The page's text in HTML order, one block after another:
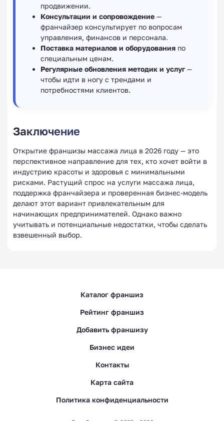
продвижении.
Консультации и сопровождение —
франчайзер консультирует по вопросам
управления, финансов и персонала.
Поставка материалов и оборудования по
специальным ценам.
Регулярные обновления методик и услуг—
чтобы идти в ногу с трендами и
потребностями клиентов.
Заключение
Открытие франшизы массажа лица в 2026 году — это
перспективное направление для тех, кто хочет войти в
индустрию красоты и здоровья с минимальными
рисками. Растущий спрос на услуги массажа лица,
поддержка франчайзера и проверенная бизнес-модель
делают этот вариант привлекательным для
начинающих предпринимателей. Однако важно
учитывать и потенциальные недостатки, чтобы сделать
взвешенный выбор.
Каталог франшиз
Рейтинг франшиз
Добавить франшизу
Бизнес идеи
Контакты
Карта сайта
Политика конфиденциальности